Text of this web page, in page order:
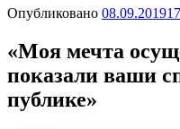
Опубликовано 08.09.2019
«Моя мечта
показали ваши
публике»